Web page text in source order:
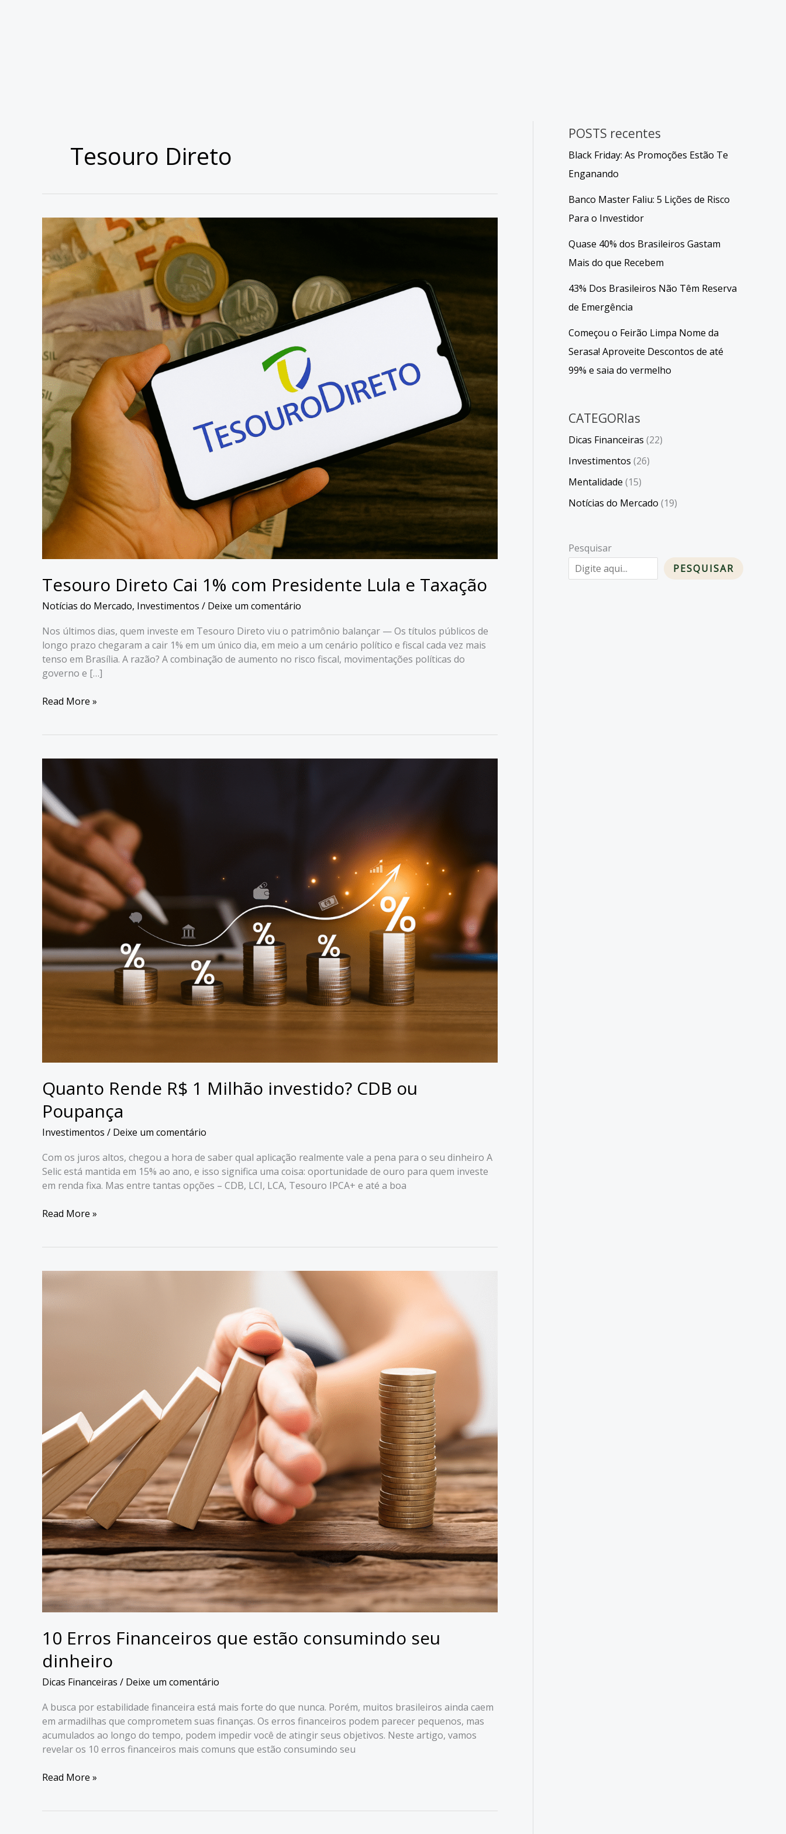
Tesouro Direto
Tesouro Direto Cai 1% com Presidente Lula e Taxação
Notícias do Mercado, Investimentos / Deixe um comentário
Nos últimos dias, quem investe em Tesouro Direto viu o patrimônio balançar — Os títulos públicos de
longo prazo chegaram a cair 1% em um único dia, em meio a um cenário político e fiscal cada vez mais
tenso em Brasília. A razão? A combinação de aumento no risco fiscal, movimentações políticas do
governo e […]
Tesouro
com
Lula
e
Taxação
Read More »
Quanto Rende R$ 1 Milhão investido? CDB ou
Poupança
Investimentos / Deixe um comentário
Com os juros altos, chegou a hora de saber qual aplicação realmente vale a pena para o seu dinheiro A
Selic está mantida em 15% ao ano, e isso significa uma coisa: oportunidade de ouro para quem investe
em renda fixa. Mas entre tantas opções – CDB, LCI, LCA, Tesouro IPCA+ e até a boa
Quanto
Milhão
CDB
ou
Read More »
10 Erros Financeiros que estão consumindo seu
dinheiro
Dicas Financeiras / Deixe um comentário
A busca por estabilidade financeira está mais forte do que nunca. Porém, muitos brasileiros ainda caem
em armadilhas que comprometem suas finanças. Os erros financeiros podem parecer pequenos, mas
acumulados ao longo do tempo, podem impedir você de atingir seus objetivos. Neste artigo, vamos
revelar os 10 erros financeiros mais comuns que estão consumindo seu
10
Read More »
POSTS recentes
Black Friday: As Promoções Estão Te
Enganando
Banco Master Faliu: 5 Lições de Risco
Para o Investidor
Quase 40% dos Brasileiros Gastam
Mais do que Recebem
43% Dos Brasileiros Não Têm Reserva
de Emergência
Começou o Feirão Limpa Nome da
Serasa! Aproveite Descontos de até
99% e saia do vermelho
CATEGORIas
Dicas Financeiras (22)
Investimentos (26)
Mentalidade (15)
Notícias do Mercado (19)
Pesquisar
PESQUISAR